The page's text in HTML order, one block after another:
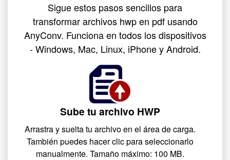
Sigue estos pasos sencillos para
transformar archivos hwp en pdf usando
AnyConv. Funciona en todos los dispositivos
- Windows, Mac, Linux, iPhone y Android.
Sube tu archivo HWP
Arrastra y suelta tu archivo en el área de carga.
También puedes hacer clic para seleccionarlo
manualmente. Tamaño máximo: 100 MB.